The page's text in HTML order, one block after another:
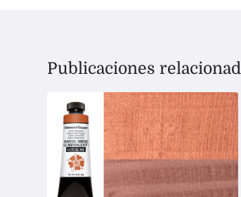
Publicaciones